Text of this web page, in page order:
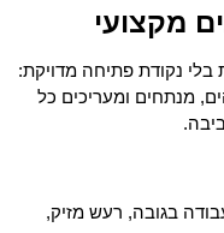
מקצועי
נקודת פתיחה מדויקת:
מנתחים ומעריכים כל
בגובה, רעש מזיק,